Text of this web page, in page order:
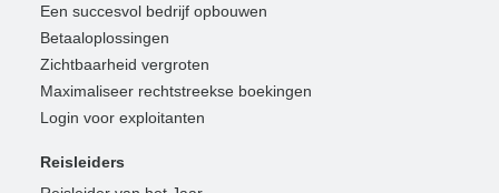
Een succesvol bedrijf opbouwen
Betaaloplossingen
Zichtbaarheid vergroten
Maximaliseer rechtstreekse boekingen
Login voor exploitanten
Reisleiders